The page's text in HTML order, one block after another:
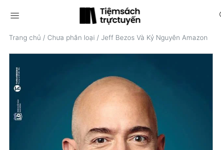
menu
Trang chủ / Chưa phân loại / Jeff Bezos Và Kỷ Nguyên Amazon